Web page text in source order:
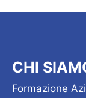
CHI
Formazione